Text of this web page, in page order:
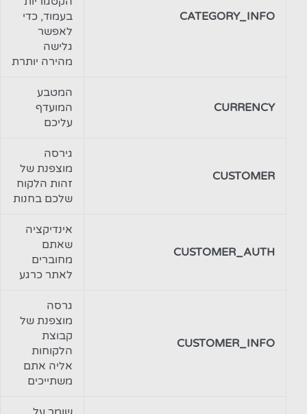
CATEGORY_INFO
בעמוד, כדי
לאפשר
גלישה
מהירה יותרת
CURRENCY
המטבע
המועדף
עליכם
CUSTOMER
גירסה
מוצפנת של
זהות הלקוח
שלכם בחנות
CUSTOMER_AUTH
אינדיקציה
שאתם
מחוברים
לאתר כרגע
CUSTOMER_INFO
גרסה
מוצפנת של
קבוצת
הלקוחות
אליה אתם
משתייכים